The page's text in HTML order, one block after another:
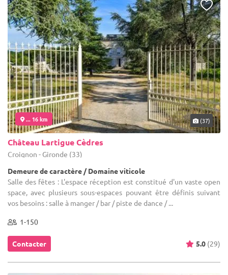
... 16 km (37)
Château Lartigue Cèdres
Croignon - Gironde (33)
Demeure de caractère / Domaine viticole
Salle des fêtes : L'espace réception est constitué d'un vaste open
space, avec plusieurs sous-espaces pouvant être définis suivant
vos besoins : salle à manger / bar / piste de dance / ...
1-150
Contacter 5.0 (29)